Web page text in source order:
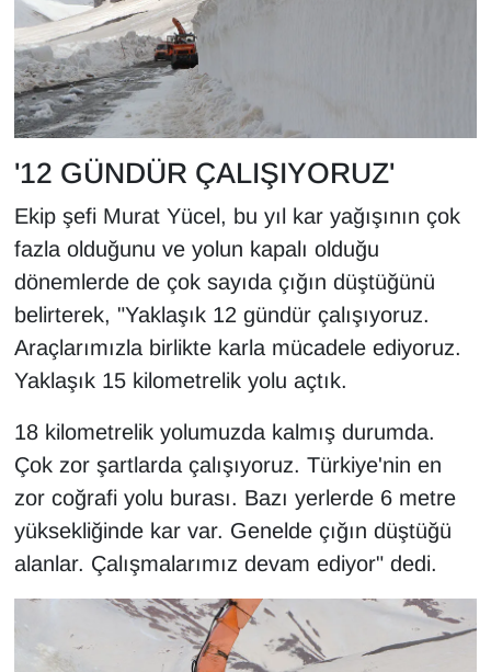
'12 GÜNDÜR ÇALIŞIYORUZ'
Ekip şefi Murat Yücel, bu yıl kar yağışının çok
fazla olduğunu ve yolun kapalı olduğu
dönemlerde de çok sayıda çığın düştüğünü
belirterek, "Yaklaşık 12 gündür çalışıyoruz.
Araçlarımızla birlikte karla mücadele ediyoruz.
Yaklaşık 15 kilometrelik yolu açtık.
18 kilometrelik yolumuzda kalmış durumda.
Çok zor şartlarda çalışıyoruz. Türkiye'nin en
zor coğrafi yolu burası. Bazı yerlerde 6 metre
yüksekliğinde kar var. Genelde çığın düştüğü
alanlar. Çalışmalarımız devam ediyor" dedi.
VAN'DA SPOR
Vasıta
YAŞAM
YEREL